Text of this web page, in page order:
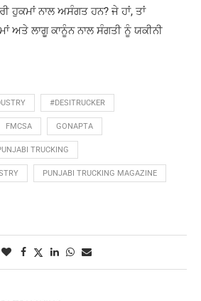
ਹੁਕਮਾਂ ਨਾਲ ਅਸੰਗਤ ਹਨ? ਜੇ ਹਾਂ, ਤਾਂ
ਅਤੇ ਲਾਗੂ ਕਾਨੂੰਨ ਨਾਲ ਸੰਗਤੀ ਨੂੰ ਯਕੀਨੀ
#DESITRUCKER
FMCSA GONAPTA
TRUCKING
PUNJABI TRUCKING MAGAZINE